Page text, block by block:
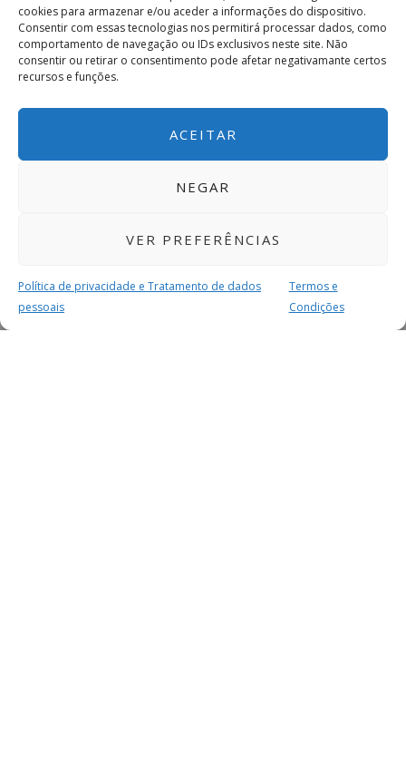
cookies para armazenar e/ou aceder a informações do dispositivo.
Consentir com essas tecnologias nos permitirá processar dados, como
comportamento de navegação ou IDs exclusivos neste site. Não
consentir ou retirar o consentimento pode afetar negativamante certos
recursos e funções.
ACEITAR
NEGAR
VER PREFERÊNCIAS
Política de privacidade e Tratamento de dados
pessoais
Termos e
Condições